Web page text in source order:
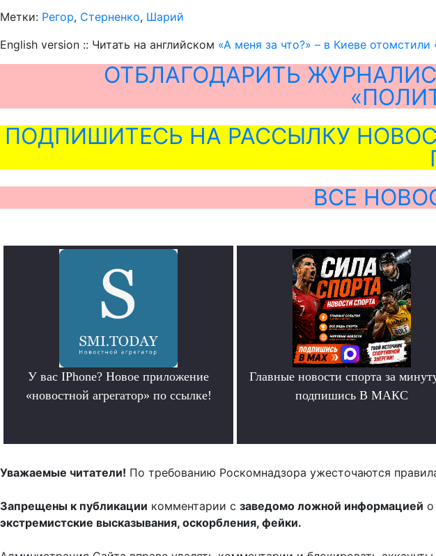
Метки: Регор, Стерненко, Шарий
English version :: Читать на английском «А меня за что?» – в Киеве
ОТБЛАГОДАРИТЬ
ПОДПИШИТЕСЬ НА РАССЫЛКУ
ВСЕ
У вас IPhone? Новое приложение
«новостной агрегатор» по ссылке!
Главные новости спорта за
подпишись В МАКС
Уважаемые читатели! По требованию Роскомнадзора ужесточаются
Запрещены к публикации комментарии с заведомо ложной информацией
экстремистские высказывания, оскорбления, фейки.